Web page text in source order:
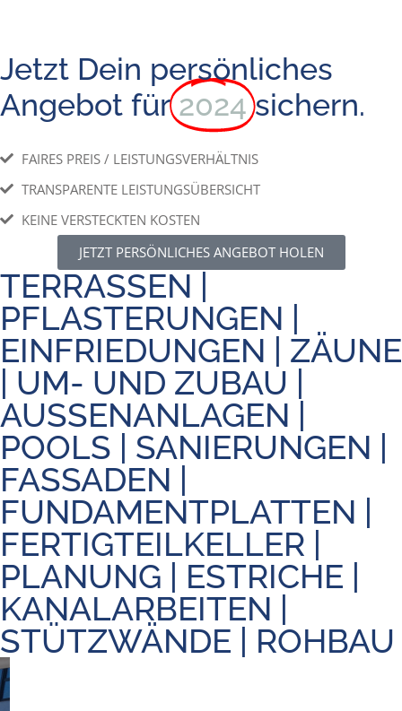
Jetzt Dein persönliches
Angebot für 2024 sichern.
FAIRES PREIS / LEISTUNGSVERHÄLTNIS
TRANSPARENTE LEISTUNGSÜBERSICHT
KEINE VERSTECKTEN KOSTEN
JETZT PERSÖNLICHES ANGEBOT HOLEN
TERRASSEN |
PFLASTERUNGEN |
EINFRIEDUNGEN | ZÄUNE
| UM- UND ZUBAU |
AUSSENANLAGEN |
POOLS | SANIERUNGEN |
FASSADEN |
FUNDAMENTPLATTEN |
FERTIGTEILKELLER |
PLANUNG | ESTRICHE |
KANALARBEITEN |
STÜTZWÄNDE | ROHBAU